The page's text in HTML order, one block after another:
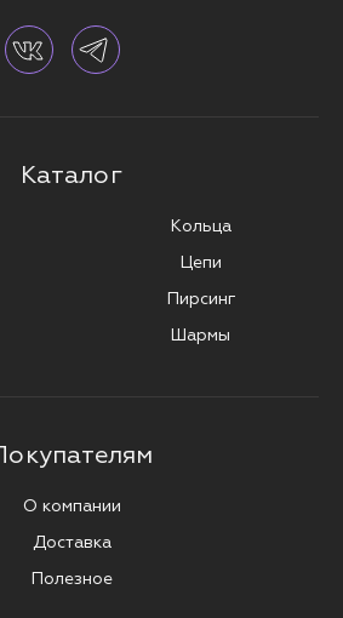
Каталог
Кольца
Цепи
Пирсинг
Шармы
О компании
Доставка
Полезное